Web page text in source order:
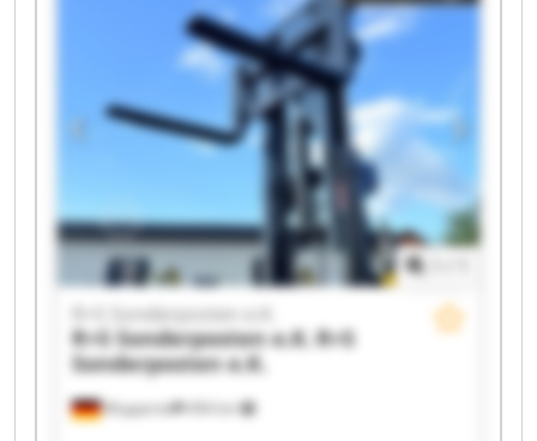
R+S Sonderposten e.K. R+S Sonderposten e.K.
R+S Sonderposten e.K. R+S Sonderposten e.K.
R+S Sonderposten e.K. R+S Sonderposten e.K.
R+S Sonderposten e.K. R+S Sonderposten e.K.
Wuppertal 494 km
R+S Sonderposten e.K.
R+S Sonderposten e.K. R+S
Sonderposten e.K.